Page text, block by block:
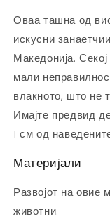
Оваа ташна од
искусни
Македонија.
мали
влакното, што не
Имајте предвид
1 см од
Материјали
Развојот на овие
животни.